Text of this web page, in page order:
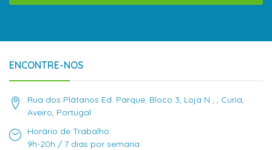
ENCONTRE-NOS
Rua dos Plátanos Ed. Parque, Bloco 3, Loja N , , Curia,
Aveiro, Portugal
Horário de Trabalho:
9h-20h / 7 dias por semana